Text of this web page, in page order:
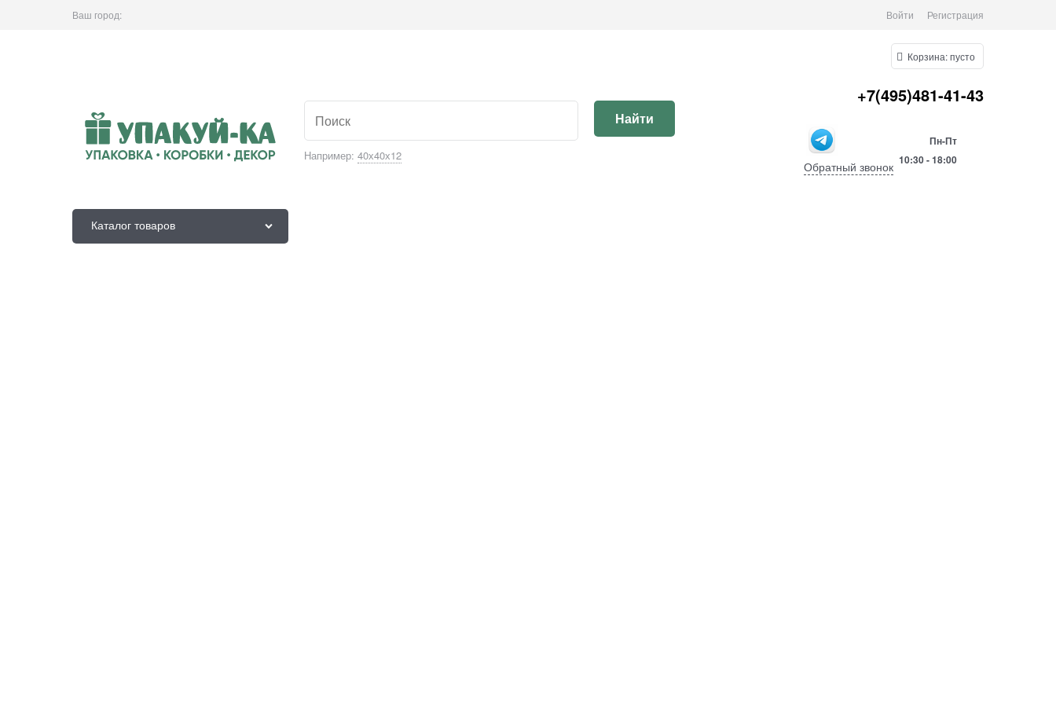
Ваш город: Войти Регистрация
Например: 40х40х12
Найти
Корзина:пусто
+7(495)481-41-43
Обратный звонок
Пн-Пт
10:30 -18:00
Каталог товаров